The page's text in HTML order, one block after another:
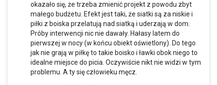
okazało się, że trzeba zmienić projekt z powodu zbyt
małego budżetu. Efekt jest taki, że siatki są za niskie i
piłki z boiska przelatują nad siatką i uderzają w dom.
Próby interwencji nic nie dawały. Hałasy latem do
pierwszej w nocy (w końcu obiekt oświetlony). Do tego
jak nie grają w piłkę to takie boisko i ławki obok niego to
idealne miejsce do picia. Oczywiście nikt nie widzi w tym
problemu. A ty się człowieku męcz.